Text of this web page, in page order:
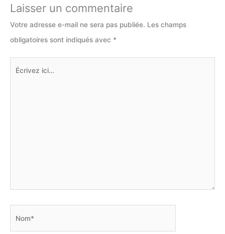
Laisser un commentaire
Votre adresse e-mail ne sera pas publiée. Les champs
obligatoires sont indiqués avec *
Écrivez